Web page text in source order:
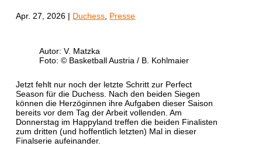
Apr. 27, 2026 | Duchess Presse
Autor: V. Matzka
Foto: © Basketball Austria / B. Kohlmaier
Jetzt fehlt nur noch der letzte Schritt zur Perfect
Season für die Duchess. Nach den beiden Siegen
können die Herzöginnen ihre Aufgaben dieser Saison
bereits vor dem Tag der Arbeit vollenden. Am
Donnerstag im Happyland treffen die beiden Finalisten
zum dritten (und hoffentlich letzten) Mal in dieser
Finalserie aufeinander.